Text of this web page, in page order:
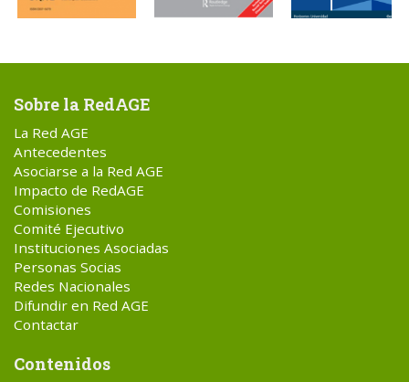
Sobre la RedAGE
La Red AGE
Antecedentes
Asociarse a la Red AGE
Impacto de RedAGE
Comisiones
Comité Ejecutivo
Instituciones Asociadas
Personas Socias
Redes Nacionales
Difundir en Red AGE
Contactar
Contenidos